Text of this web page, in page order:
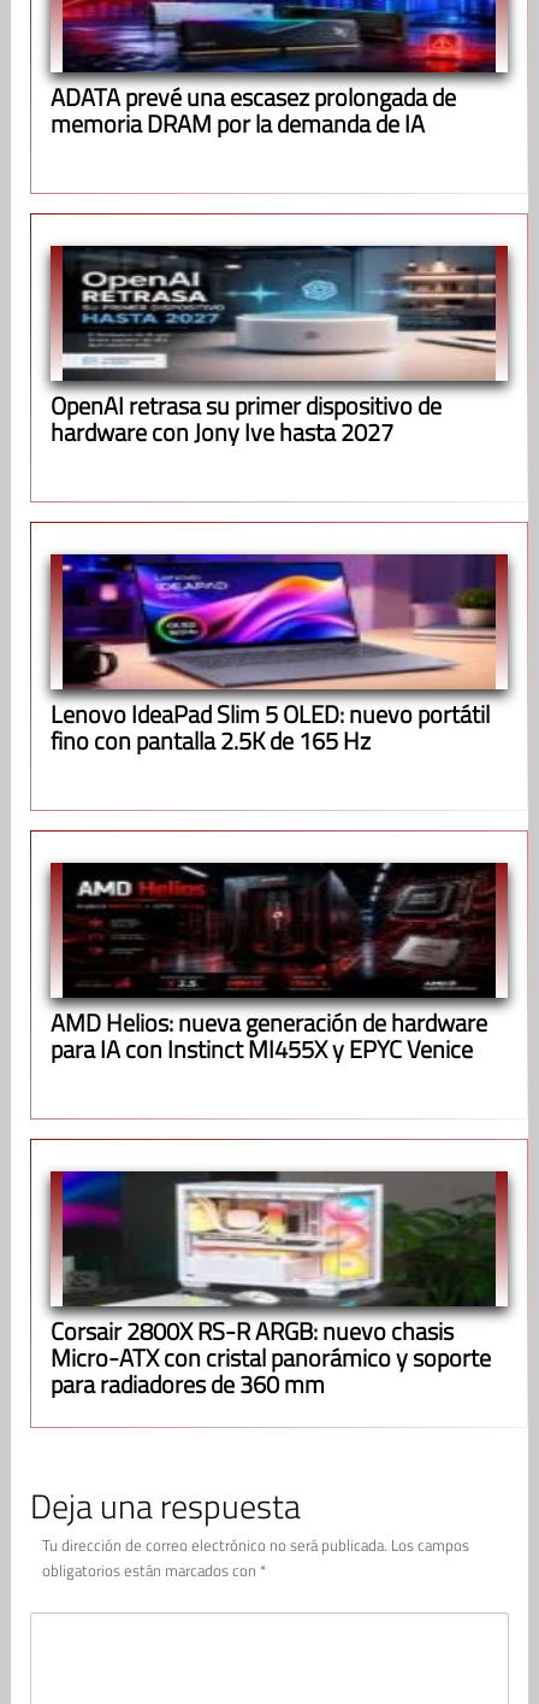
ADATA prevé una escasez prolongada de
memoria DRAM por la demanda de IA
OpenAI retrasa su primer dispositivo de
hardware con Jony Ive hasta 2027
Lenovo IdeaPad Slim 5 OLED: nuevo portátil
fino con pantalla 2.5K de 165 Hz
AMD Helios: nueva generación de hardware
para IA con Instinct MI455X y EPYC Venice
Corsair 2800X RS-R ARGB: nuevo chasis
Micro-ATX con cristal panorámico y soporte
para radiadores de 360 mm
Deja una respuesta
Tu dirección de correo electrónico no será publicada. Los campos
obligatorios están marcados con *